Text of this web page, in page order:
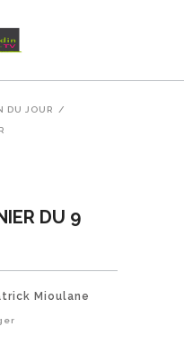
DU JOUR /
DU 9
Mioulane